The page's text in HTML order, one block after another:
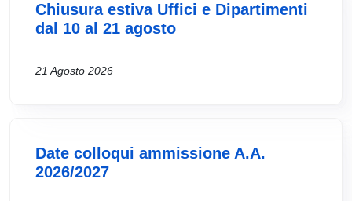
Chiusura estiva Uffici e Dipartimenti
dal 10 al 21 agosto
21 Agosto 2026
Date colloqui ammissione A.A.
2026/2027